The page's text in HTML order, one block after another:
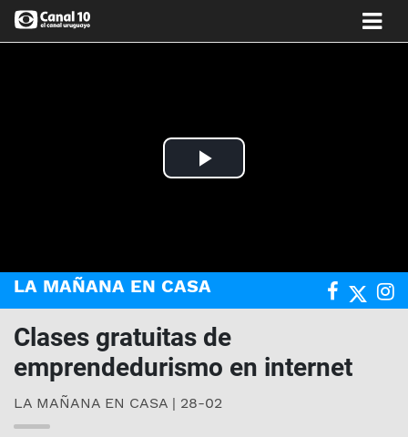
Play
LA MAÑANA EN CASA
Clases gratuitas de
emprendedurismo en internet
LA MAÑANA EN CASA | 28-02